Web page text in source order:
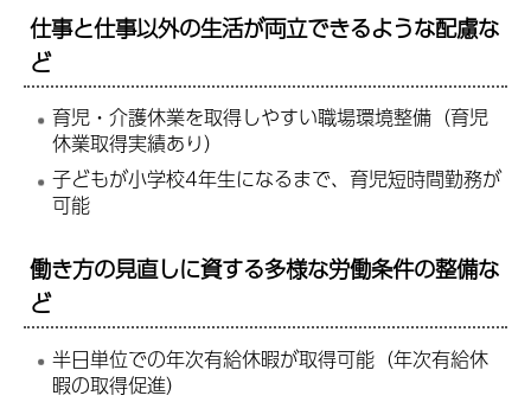
仕事と仕事以外の生活が両立できるような配慮な
ど
育児・介護休業を取得しやすい職場環境整備（育児
休業取得実績あり）
子どもが小学校4年生になるまで、育児短時間勤務が
可能
働き方の見直しに資する多様な労働条件の整備な
ど
半日単位での年次有給休暇が取得可能（年次有給休
暇の取得促進）